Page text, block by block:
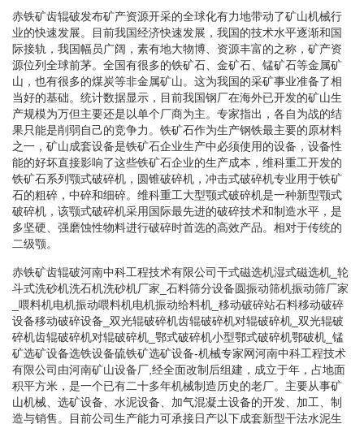
赤铁矿齿辊破发布矿产资源开采的全球化有力地带动了矿山机械行
业的快速发展。目前我国经济快速发展，我国的技术水平逐渐和国
际接轨，我国幅员广阔，素有地大物博、资源丰富的之称，矿产资
源位列全球前茅。全国有很多的铁矿石、金矿石、锰矿石等金属矿
山，也有很多的煤炭等非金属矿山。这为我国的采矿事业准备了相
当好的基础。统计数据显示，目前我国钢厂在海外已开发的矿山生
产规模为万但主要还是以单个厂商为主。专家指出，各自为战的结
果只能是削弱自己的竞争力。铁矿石作为生产钢铁最主要的原材料
之一，矿山成套设备是铁矿石企业生产中必须使用的设备，设备性
能的好坏直接影响了这些铁矿石企业的生产成本，维科重工开发的
铁矿石系列颚式破碎机，圆锥破碎机，冲击式破碎机专业用于铁矿
石的粗碎，中碎和细碎。维科重工大型颚式破碎机是一种新型颚式
破碎机，该颚式破碎机采用国际最先进的破碎技术和制造水平，是
多坚硬、强磨蚀性物料进行破碎时首选的高效产品。相对于传统的
二级颚。
赤铁矿齿辊破河南中科工程技术有限公司干式磁选机湿式磁选机_轮
斗式洗砂机洗石机洗砂机厂家_石料筛分设备圆振动筛机振动筛厂家
_喂料机电机振动喂料机电机振动给料机_移动破碎站石料移动破碎
设备移动破碎设备_双光辊破碎机齿辊破碎机对辊破碎机_双光辊破
碎机齿辊破碎机对辊破碎机_鄂式破碎机小型鄂式破碎机鄂破机_锰
矿选矿设备选铁设备硫铁矿选矿设备-机械专家网河南中科工程技术
有限公司由河南矿山设备厂,经全面改制后组建，成立于年，占地面
积平方米，是一个已有二十多年机械制造历史的老厂。主要从事矿
山机械、选矿设备、水泥设备、加气混凝土设备的开发、加工、制
造与销售。目前公司生产能力可承接日产以下成套新型干法水泥生